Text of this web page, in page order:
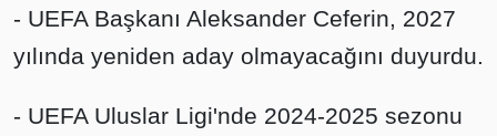
- UEFA Başkanı Aleksander Ceferin, 2027
yılında yeniden aday olmayacağını duyurdu.
- UEFA Uluslar Ligi'nde 2024-2025 sezonu